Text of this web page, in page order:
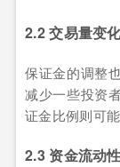
2.2 交易量变
保证金的调整
减少一些投资
证金比例则可
2.3 资金流动